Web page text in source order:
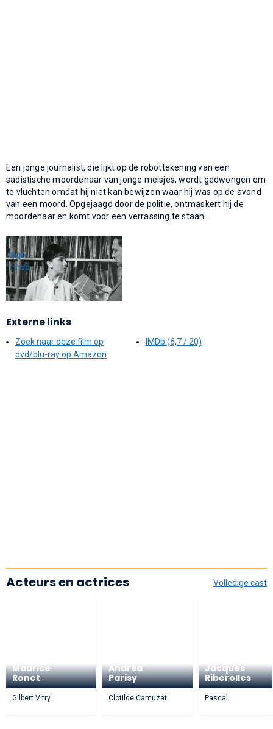
Een jonge journalist, die lijkt op de robottekening van een
sadistische moordenaar van jonge meisjes, wordt gedwongen om
te vluchten omdat hij niet kan bewijzen waar hij was op de avond
van een moord. Opgejaagd door de politie, ontmaskert hij de
moordenaar en komt voor een verrassing te staan.
Externe links
Zoek naar deze film op
dvd/blu-ray op Amazon
IMDb (6,7 / 20)
Volledige cast
Acteurs en actrices
Maurice
Ronet
Gilbert Vitry
Andréa
Parisy
Clotilde Camuzat
Jacques
Riberolles
Pascal